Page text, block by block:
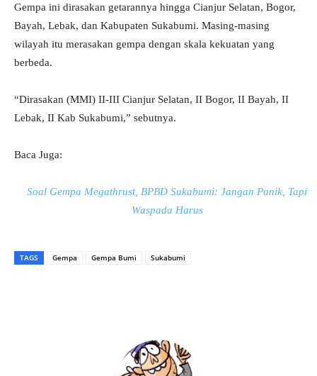
Gempa ini dirasakan getarannya hingga Cianjur Selatan, Bogor,
Bayah, Lebak, dan Kabupaten Sukabumi. Masing-masing
wilayah itu merasakan gempa dengan skala kekuatan yang
berbeda.
“Dirasakan (MMI) II-III Cianjur Selatan, II Bogor, II Bayah, II
Lebak, II Kab Sukabumi,” sebutnya.
Baca Juga:
Soal Gempa Megathrust, BPBD Sukabumi: Jangan Panik, Tapi
Waspada Harus
TAGS Gempa Gempa Bumi Sukabumi